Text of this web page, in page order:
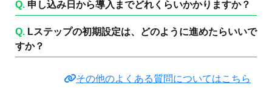
Q. 申し込み日から導入までどれくらいかかりますか？
Q. Lステップの初期設定は、どのように進めたらいいで
すか？
その他のよくある質問についてはこちら